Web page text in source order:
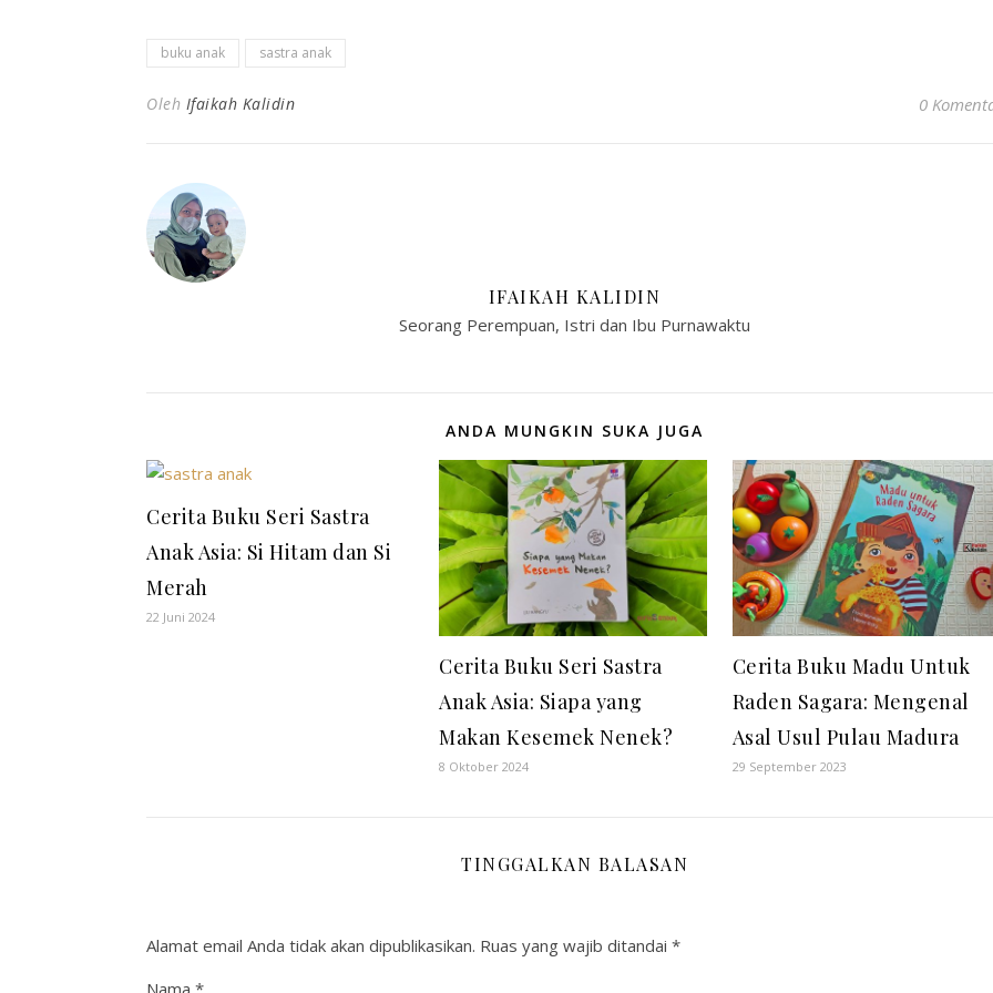
buku anak sastra anak
Oleh Ifaikah Kalidin 0
IFAIKAH KALIDIN
Seorang Perempuan, Istri dan Ibu Purnawaktu
ANDA MUNGKIN SUKA JUGA
Cerita Buku Seri Sastra
Anak Asia: Si Hitam dan Si
Merah
22 Juni 2024
Cerita Buku Seri Sastra
Anak Asia: Siapa yang
Makan Kesemek Nenek?
8 Oktober 2024
Cerita Buku Madu Untuk
Raden Sagara: Mengenal
Asal Usul Pulau Madura
29 September 2023
TINGGALKAN BALASAN
Alamat email Anda tidak akan dipublikasikan. Ruas yang wajib ditandai *
Nama *